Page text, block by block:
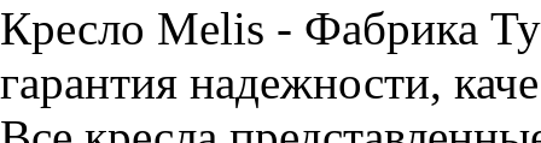
Кресло Melis - Фабрика
гарантия надежности,